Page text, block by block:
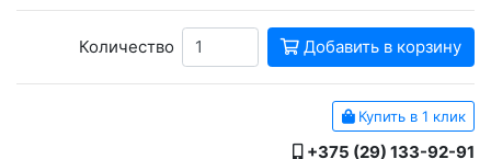
Количество Добавить в корзину
Купить в 1 клик
+375 (29) 133-92-91